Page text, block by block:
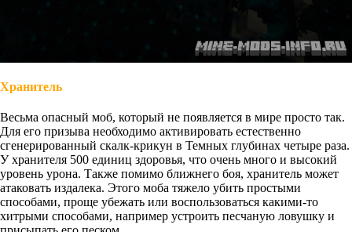
Хранитель
Весьма опасный моб, который не появляется в мире просто так.
Для его призыва необходимо активировать естественно
сгенерированный скалк-крикун в Темных глубинах четыре раза.
У хранителя 500 единиц здоровья, что очень много и высокий
уровень урона. Также помимо ближнего боя, хранитель может
атаковать издалека. Этого моба тяжело убить простыми
способами, проще убежать или воспользоваться какими-то
хитрыми способами, например устроить песчаную ловушку и